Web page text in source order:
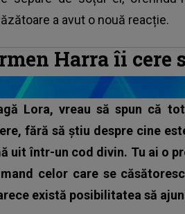
a avut o nouă reacție.
Harra îi cere
Lora, vreau să spun că
fără să știu despre cine
uit într-un cod divin. Tu ai o
celor care se
există posibilitatea să